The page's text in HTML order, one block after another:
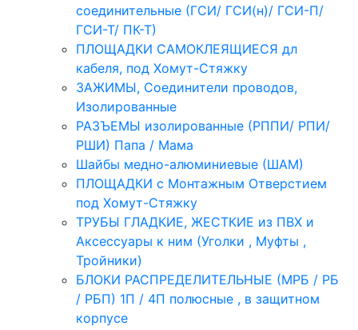
соединительные (ГСИ/ ГСИ(н)/ ГСИ-П/
ГСИ-Т/ ПК-Т)
ПЛОЩАДКИ САМОКЛЕЯЩИЕСЯ дл
кабеля, под Хомут-Стяжку
ЗАЖИМЫ, Соединители проводов,
Изолированные
РАЗЪЕМЫ изолированные (РППИ/ РПИ/
РШИ) Папа / Мама
Шайбы медно-алюминиевые (ШАМ)
ПЛОЩАДКИ с Монтажным Отверстием
под Хомут-Стяжку
ТРУБЫ ГЛАДКИЕ, ЖЕСТКИЕ из ПВХ и
Аксессуары к ним (Уголки , Муфты ,
Тройники)
БЛОКИ РАСПРЕДЕЛИТЕЛЬНЫЕ (МРБ / РБ
/ РБП) 1П / 4П полюсные , в защитном
корпусе